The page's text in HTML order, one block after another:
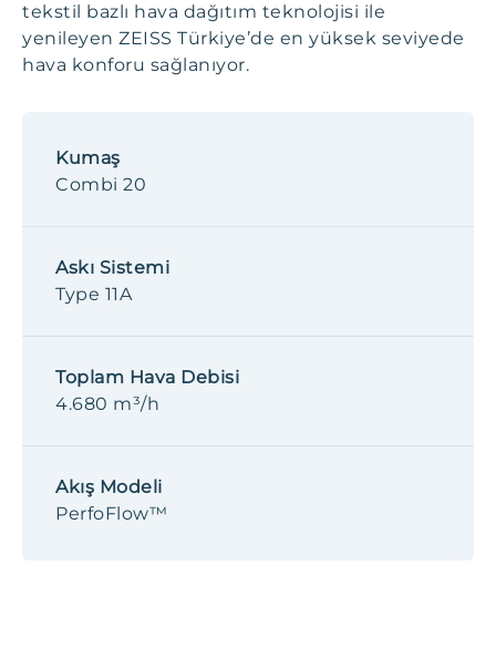
tekstil bazlı hava dağıtım teknolojisi ile
yenileyen ZEISS Türkiye’de en yüksek seviyede
hava konforu sağlanıyor.
Kumaş
Combi 20
Askı Sistemi
Type 11A
Toplam Hava Debisi
4.680 m³/h
Akış Modeli
PerfoFlow™